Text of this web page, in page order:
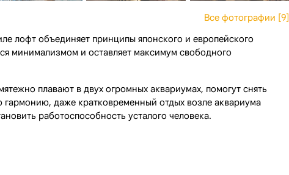
Все фотографии [9]
лофт объединяет принципы японского и европейского
минимализмом и оставляет максимум свободного
плавают в двух огромных аквариумах, помогут снять
гармонию, даже кратковременный отдых возле аквариума
работоспособность усталого человека.